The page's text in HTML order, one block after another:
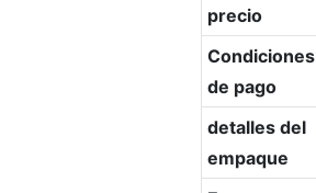
precio
Condiciones
de pago
detalles del
empaque